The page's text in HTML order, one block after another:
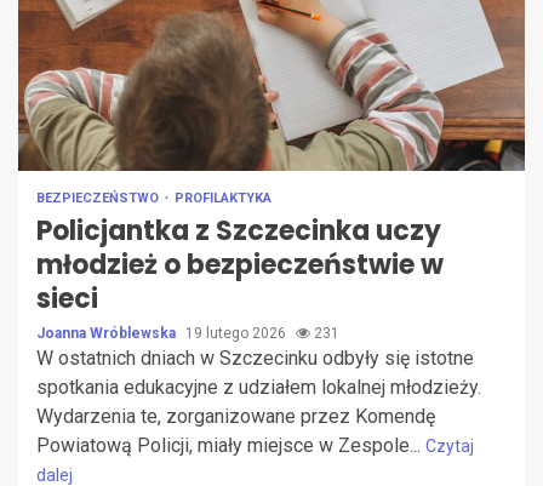
BEZPIECZEŃSTWO PROFILAKTYKA
Policjantka z Szczecinka uczy
młodzież o bezpieczeństwie w
sieci
Joanna Wróblewska 19 lutego 2026 231
W ostatnich dniach w Szczecinku odbyły się istotne
spotkania edukacyjne z udziałem lokalnej młodzieży.
Wydarzenia te, zorganizowane przez Komendę
Powiatową Policji, miały miejsce w Zespole... Czytaj
dalej